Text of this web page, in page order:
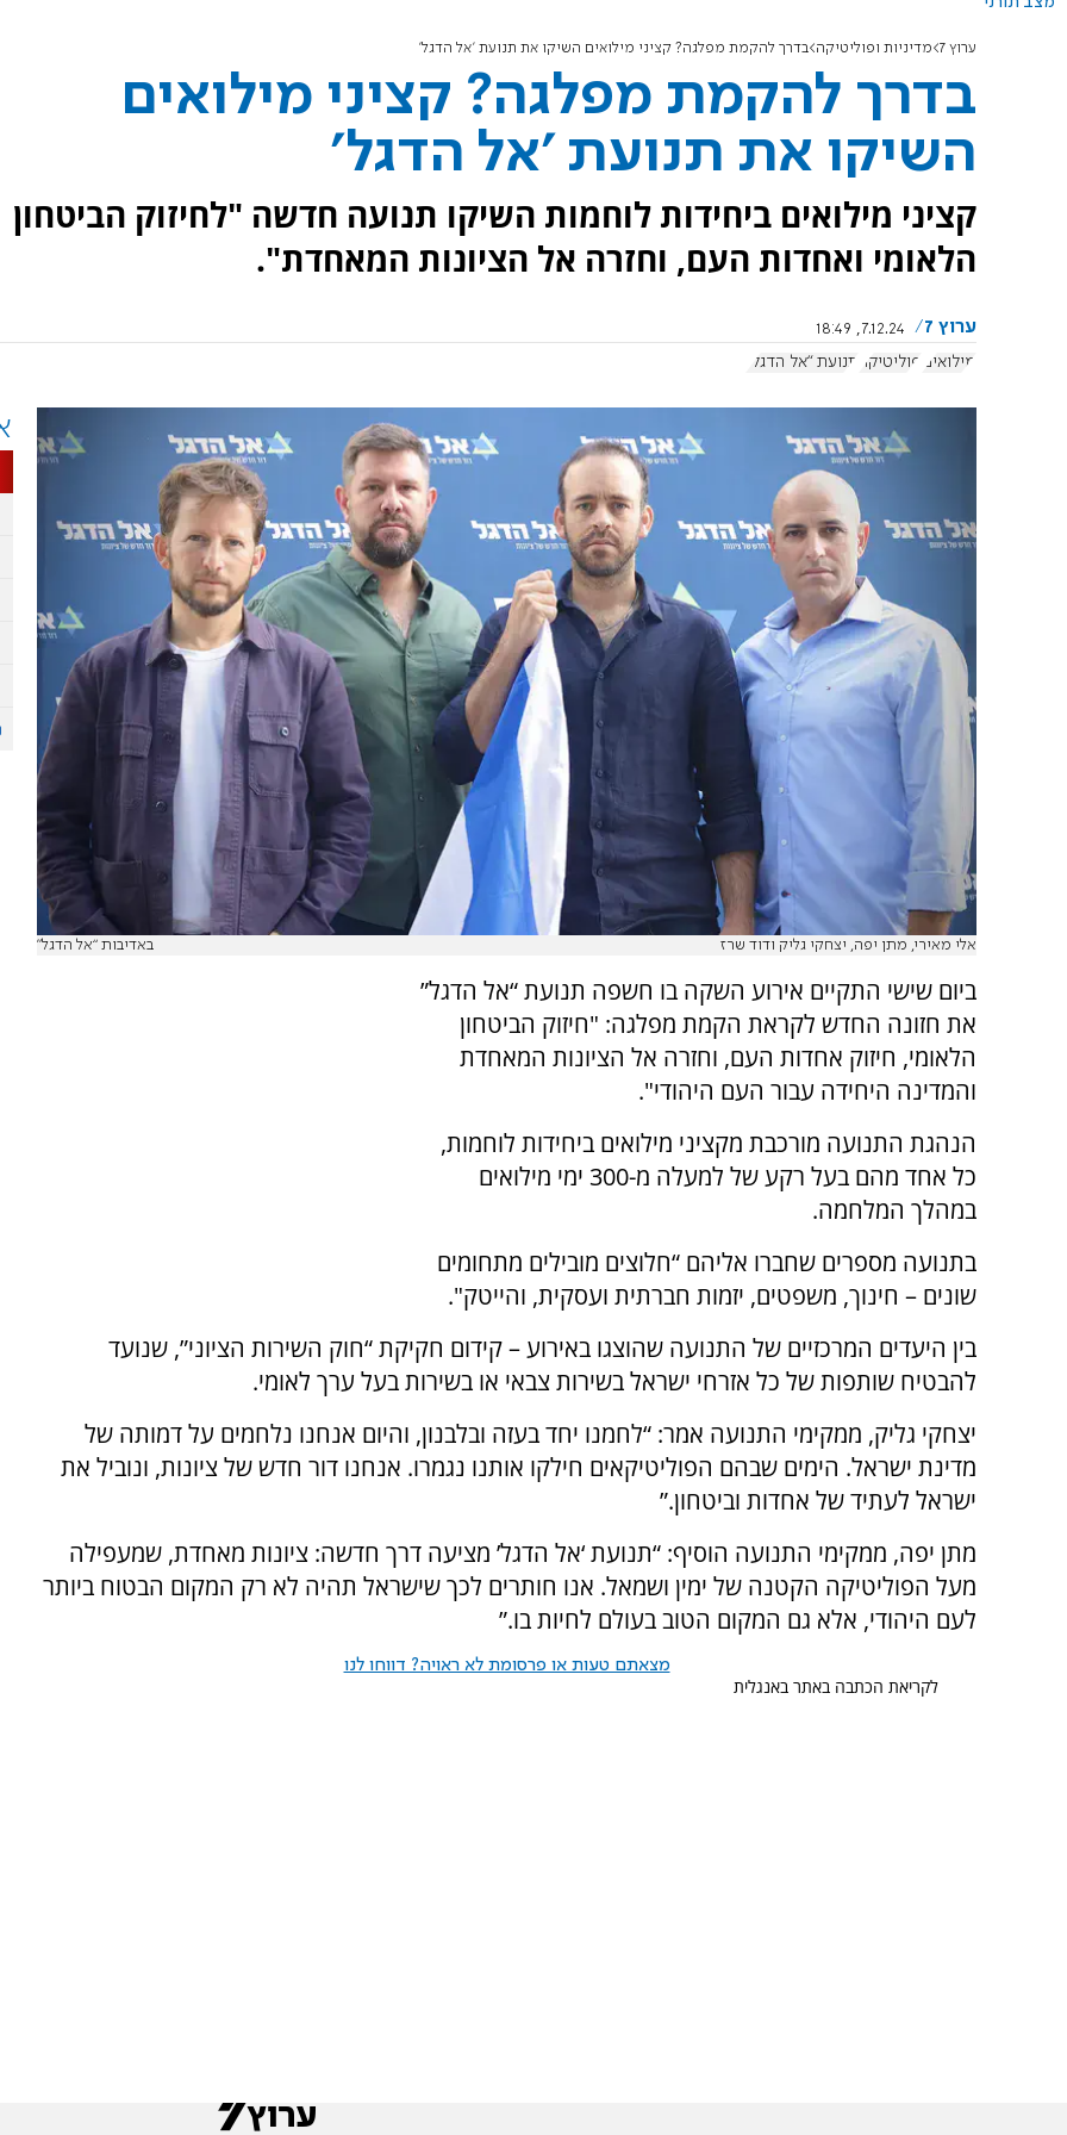
ערוץ 7 מדיניות ופוליטיקה בדרך להקמת מפלגה? קציני מילואים השיקו את תנועת 'אל הדגל'
בדרך להקמת מפלגה? קציני מילואים
השיקו את תנועת 'אל הדגל'
קציני מילואים ביחידות לוחמות השיקו תנועה חדשה "לחיזוק הביטחון
הלאומי ואחדות העם, וחזרה אל הציונות המאחדת".
ערוץ 7
7.12.24, 18:49
מילואים פוליטיקה תנועת “אל הדגל”
אלי מאירי, מתן יפה, יצחקי גליק ודוד שרז באדיבות “אל הדגל”
ביום שישי התקיים אירוע השקה בו חשפה תנועת “אל הדגל”
את חזונה החדש לקראת הקמת מפלגה: "חיזוק הביטחון
הלאומי, חיזוק אחדות העם, וחזרה אל הציונות המאחדת
והמדינה היחידה עבור העם היהודי".
הנהגת התנועה מורכבת מקציני מילואים ביחידות לוחמות,
כל אחד מהם בעל רקע של למעלה מ-300 ימי מילואים
במהלך המלחמה.
בתנועה מספרים שחברו אליהם “חלוצים מובילים מתחומים
שונים – חינוך, משפטים, יזמות חברתית ועסקית, והייטק".
בין היעדים המרכזיים של התנועה שהוצגו באירוע – קידום חקיקת “חוק השירות הציוני”, שנועד
להבטיח שותפות של כל אזרחי ישראל בשירות צבאי או בשירות בעל ערך לאומי.
יצחקי גליק, ממקימי התנועה אמר: “לחמנו יחד בעזה ובלבנון, והיום אנחנו נלחמים על דמותה של
מדינת ישראל. הימים שבהם הפוליטיקאים חילקו אותנו נגמרו. אנחנו דור חדש של ציונות, ונוביל את
ישראל לעתיד של אחדות וביטחון.”
מתן יפה, ממקימי התנועה הוסיף: “תנועת ‘אל הדגל’ מציעה דרך חדשה: ציונות מאחדת, שמעפילה
מעל הפוליטיקה הקטנה של ימין ושמאל. אנו חותרים לכך שישראל תהיה לא רק המקום הבטוח ביותר
לעם היהודי, אלא גם המקום הטוב בעולם לחיות בו.”
מצאתם טעות או פרסומת לא ראויה? דווחו לנו
לקריאת הכתבה באתר באנגלית